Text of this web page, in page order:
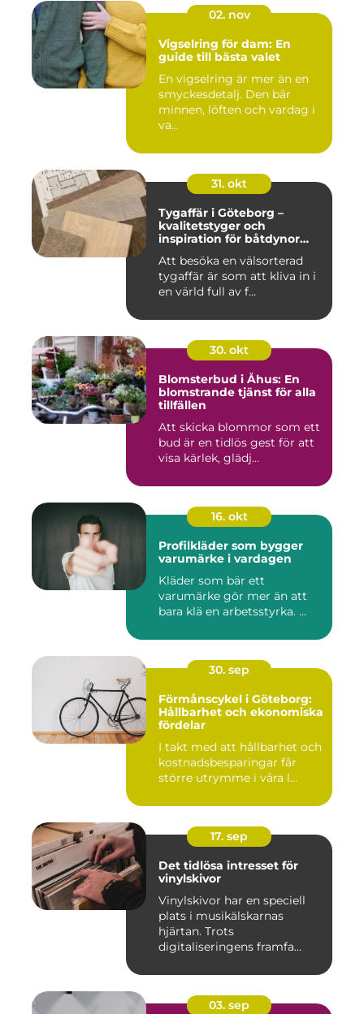
02. nov
Vigselring för dam: En
guide till bästa valet
En vigselring är mer än en
smyckesdetalj. Den bär
minnen, löften och vardag i
va...
31. okt
Tygaffär i Göteborg –
kvalitetstyger och
inspiration för båtdynor
Att besöka en välsorterad
tygaffär är som att kliva in i
en värld full av f...
30. okt
Blomsterbud i Åhus: En
blomstrande tjänst för alla
tillfällen
Att skicka blommor som ett
bud är en tidlös gest för att
visa kärlek, glädj...
16. okt
Profilkläder som bygger
varumärke i vardagen
Kläder som bär ett
varumärke gör mer än att
bara klä en arbetsstyrka. ...
30. sep
Förmånscykel i Göteborg:
Hållbarhet och ekonomiska
fördelar
I takt med att hållbarhet och
kostnadsbesparingar får
större utrymme i våra l...
17. sep
Det tidlösa intresset för
vinylskivor
Vinylskivor har en speciell
plats i musikälskarnas
hjärtan. Trots
digitaliseringens framfa...
03. sep